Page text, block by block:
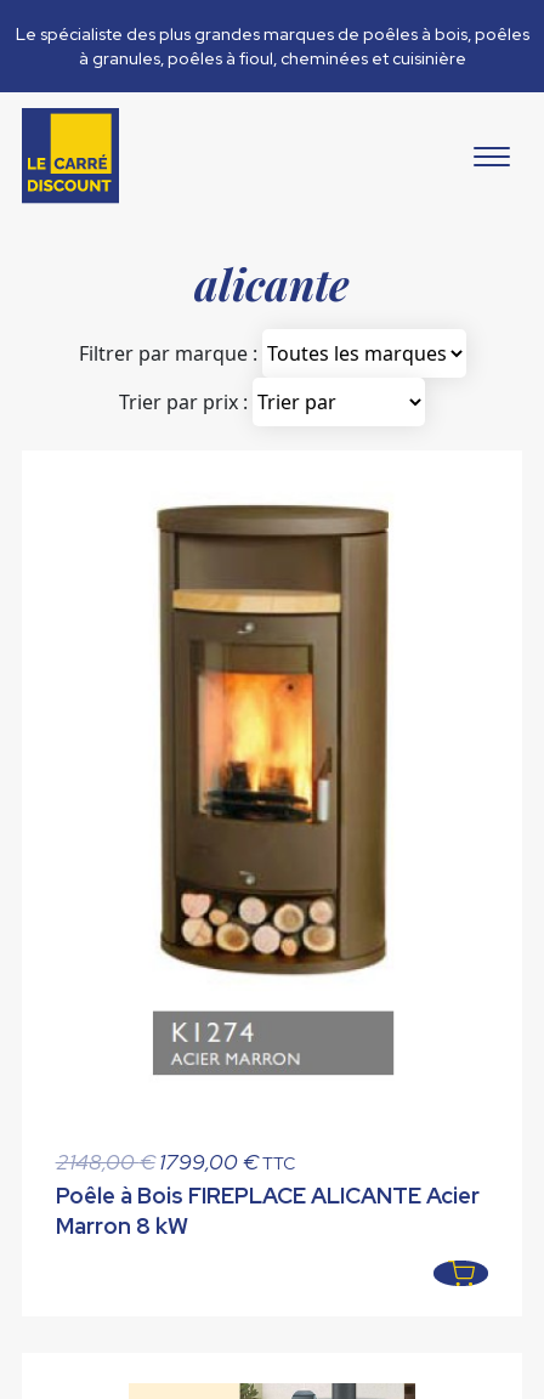
Le spécialiste des plus grandes marques de poêles à bois, poêles
à granules, poêles à fioul, cheminées et cuisinière
alicante
Filtrer par marque :
Trier par prix :
2148,00€ Le
prix
initial
1799,00€Le
prix
TTC
Poêle à Bois FIREPLACE ALICANTE Acier
Marron 8 kW